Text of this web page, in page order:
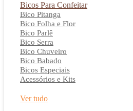
Bicos Para Confeitar
Bico Pitanga
Bico Folha e Flor
Bico Parlê
Bico Serra
Bico Chuveiro
Bico Babado
Bicos Especiais
Acessórios e Kits
Ver tudo